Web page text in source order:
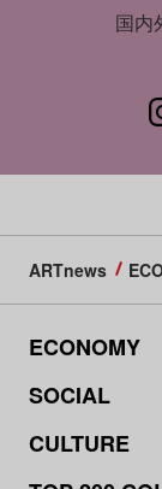
国内
ARTnews
ECONOMY
SOCIAL
CULTURE